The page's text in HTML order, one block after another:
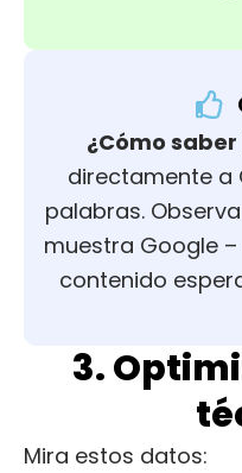
¿Cómo
directamente a
palabras.
muestra Google
contenido
3.
Mira estos datos: